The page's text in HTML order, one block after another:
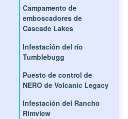
Campamento de
emboscadores de
Cascade Lakes
Infestación del río
Tumblebugg
Puesto de control de
NERO de Volcanic Legacy
Infestación del Rancho
Rimview